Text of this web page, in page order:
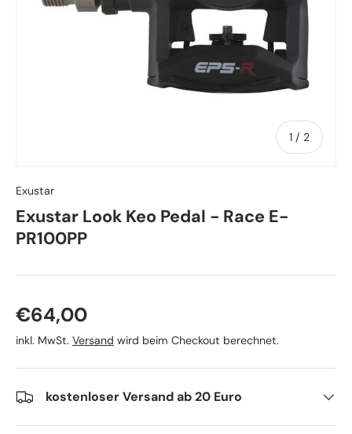
1 / von
2
Exustar
Exustar Look Keo Pedal - Race E-
PR100PP
Normaler Preis
€64,00
inkl. MwSt. Versand wird beim Checkout berechnet.
kostenloser Versand ab 20 Euro